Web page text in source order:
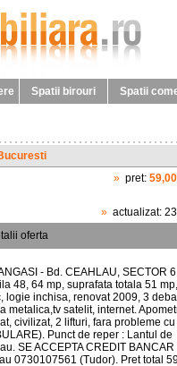
Spatii birouri Spatii
» pret:
» actualizat:
oferta
- Bd. CEAHLAU, SECTOR
48, 64 mp, suprafata totala 51
logie inchisa, renovat 2009, 3
metalica,tv satelit, internet.
civilizat, 2 lifturi, fara probleme
Punct de reper : Lantul de
SE ACCEPTA CREDIT BANCAR
0730107561 (Tudor). Pret total